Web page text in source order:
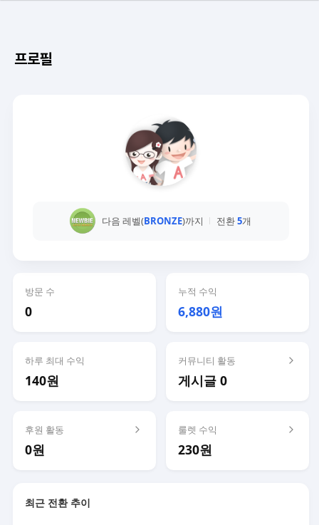
프로필
다음 레벨(BRONZE)까지 전환5개
방문 수
0
누적 수익
6,880원
하루 최대 수익
140원
커뮤니티 활동
게시글 0
후원 활동
0원
룰렛 수익
230원
최근 전환 추이